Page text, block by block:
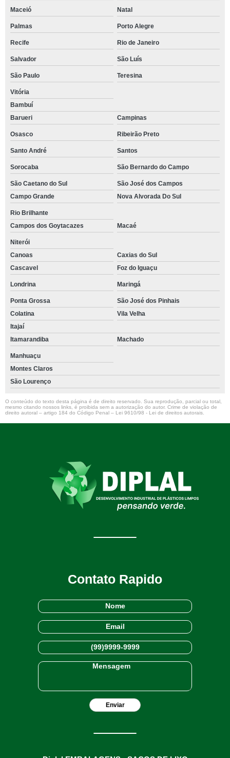
Maceió Natal
Palmas Porto Alegre
Recife Rio de Janeiro
Salvador São Luís
São Paulo Teresina
Vitória
Bambuí
Barueri
Campinas
Osasco Ribeirão Preto
Santo André Santos
Sorocaba São Bernardo do Campo
São Caetano do Sul
São José dos Campos
Campo Grande
Nova Alvorada Do Sul
Rio Brilhante
Campos dos Goytacazes
Macaé
Niterói
Canoas
Caxias do Sul
Cascavel
Foz do Iguaçu
Londrina Maringá
Ponta Grossa
São José dos Pinhais
Colatina
Vila Velha
Itajaí
Itamarandiba
Machado
Manhuaçu
Montes Claros
São Lourenço
O conteúdo do texto desta página é de direito reservado. Sua reprodução, parcial ou total,
mesmo citando nossos links, é proibida sem a autorização do autor. Crime de violação de
direito autoral – artigo 184 do Código Penal – Lei 9610/98 - Lei de direitos autorais
Contato Rapido